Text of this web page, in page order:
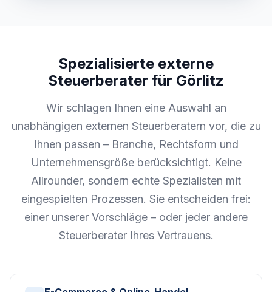
Spezialisierte externe
Steuerberater für Görlitz
Wir schlagen Ihnen eine Auswahl an
unabhängigen externen Steuerberatern vor, die zu
Ihnen passen – Branche, Rechtsform und
Unternehmensgröße berücksichtigt. Keine
Allrounder, sondern echte Spezialisten mit
eingespielten Prozessen. Sie entscheiden frei:
einer unserer Vorschläge – oder jeder andere
Steuerberater Ihres Vertrauens.